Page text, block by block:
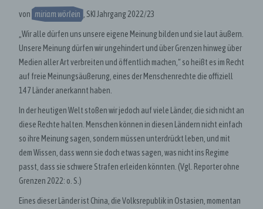
von miriam wörlein , SKI Jahrgang 2022/23
„Wir alle dürfen uns unsere eigene Meinung bilden und sie laut äußern.
Unsere Meinung dürfen wir ungehindert und über Grenzen hinweg über
Medien aller Art verbreiten und öffentlich machen,“ so heißt es im Recht
auf freie Meinungsäußerung, eines der Menschenrechte die offiziell
147 Länder anerkannt haben.
In der heutigen Welt stoßen wir jedoch auf viele Länder, die sich nicht an
diese Rechte halten. Menschen können in diesen Ländern nicht einfach
so ihre Meinung sagen, sondern müssen unterdrückt leben, und mit
dem Wissen, dass wenn sie doch etwas sagen, was nicht ins Regime
passt, dass sie schwere Strafen erleiden könnten. (Vgl. Reporter ohne
Grenzen 2022: o. S.)
Eines dieser Länder ist China, die Volksrepublik in Ostasien, momentan